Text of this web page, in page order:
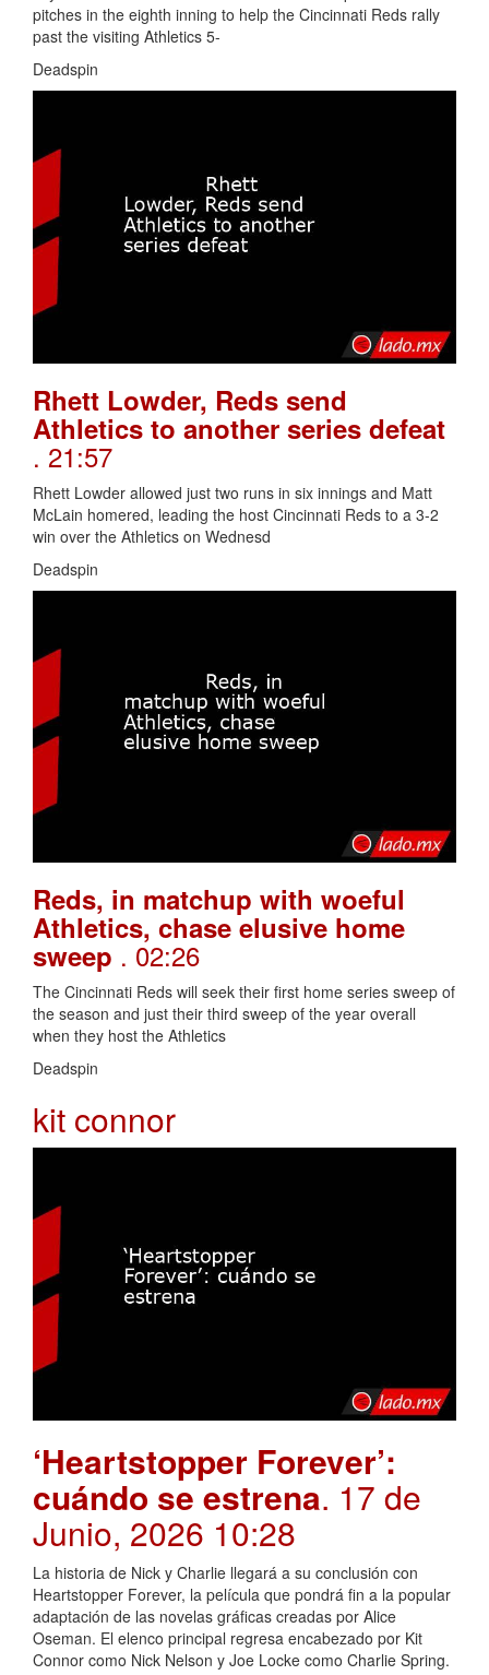
pitches in the eighth inning to help the Cincinnati Reds rally
past the visiting Athletics 5-
Deadspin
Rhett Lowder, Reds send
Athletics to another series defeat
. 21:57
Rhett Lowder allowed just two runs in six innings and Matt
McLain homered, leading the host Cincinnati Reds to a 3-2
win over the Athletics on Wednesd
Deadspin
Reds, in matchup with woeful
Athletics, chase elusive home
sweep . 02:26
The Cincinnati Reds will seek their first home series sweep of
the season and just their third sweep of the year overall
when they host the Athletics
Deadspin
kit connor
‘Heartstopper Forever’:
cuándo se estrena. 17 de
Junio, 2026 10:28
La historia de Nick y Charlie llegará a su conclusión con
Heartstopper Forever, la película que pondrá fin a la popular
adaptación de las novelas gráficas creadas por Alice
Oseman. El elenco principal regresa encabezado por Kit
Connor como Nick Nelson y Joe Locke como Charlie Spring.